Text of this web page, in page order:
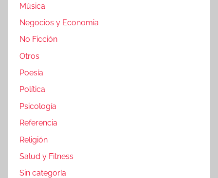
Música
Negocios y Economia
No Ficción
Otros
Poesía
Política
Psicología
Referencia
Religión
Salud y Fitness
Sin categoría